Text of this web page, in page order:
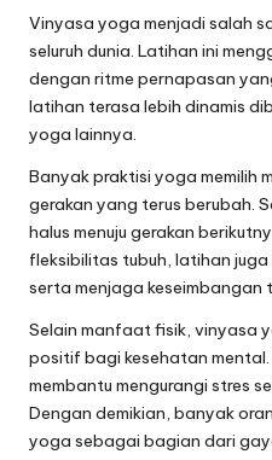
Vinyasa yoga menjadi salah
seluruh dunia. Latihan ini
dengan ritme pernapasan
latihan terasa lebih dinamis
yoga lainnya.
Banyak praktisi yoga memilih
gerakan yang terus berubah.
halus menuju gerakan
fleksibilitas tubuh, latihan
serta menjaga keseimbangan
Selain manfaat fisik, vinyasa
positif bagi kesehatan
membantu mengurangi stres
Dengan demikian, banyak
yoga sebagai bagian dari